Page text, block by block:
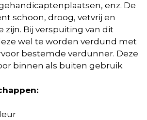
enz. De
schoon, droog, vetvrij en
zijn. Bij verspuiting van dit
wel te worden verdund met
bestemde verdunner. Deze
binnen als buiten gebruik.